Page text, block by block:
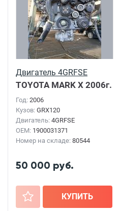
Двигатель 4GRFSE
TOYOTA MARK X 2006г.
Год: 2006
Кузов: GRX120
Двигатель: 4GRFSE
OEM: 1900031371
Номер на складе: 80544
50 000 руб.
+ КУПИТЬ